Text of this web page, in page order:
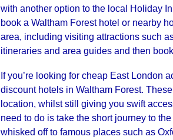
with another option to the local Holiday
book a Waltham Forest hotel or nearby
area, including visiting attractions such
itineraries and area guides and then
If you’re looking for cheap East London
discount hotels in Waltham Forest.
location, whilst still giving you swift
need to do is take the short journey to
whisked off to famous places such as